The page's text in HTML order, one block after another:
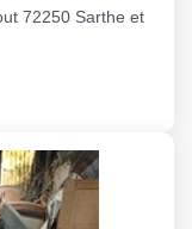
72250 Sarthe et